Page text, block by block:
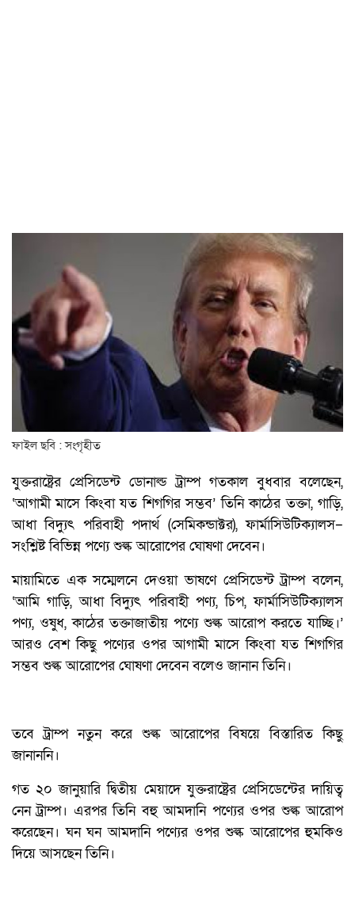
ফাইল ছবি : সংগৃহীত
যুক্তরাষ্ট্রের প্রেসিডেন্ট ডোনাল্ড ট্রাম্প গতকাল বুধবার বলেছেন,
‘আগামী মাসে কিংবা যত শিগগির সম্ভব’ তিনি কাঠের তক্তা, গাড়ি,
আধা বিদ্যুৎ পরিবাহী পদার্থ (সেমিকন্ডাক্টর), ফার্মাসিউটিক্যালস–
সংশ্লিষ্ট বিভিন্ন পণ্যে শুল্ক আরোপের ঘোষণা দেবেন।
মায়ামিতে এক সম্মেলনে দেওয়া ভাষণে প্রেসিডেন্ট ট্রাম্প বলেন,
‘আমি গাড়ি, আধা বিদ্যুৎ পরিবাহী পণ্য, চিপ, ফার্মাসিউটিক্যালস
পণ্য, ওষুধ, কাঠের তক্তাজাতীয় পণ্যে শুল্ক আরোপ করতে যাচ্ছি।’
আরও বেশ কিছু পণ্যের ওপর আগামী মাসে কিংবা যত শিগগির
সম্ভব শুল্ক আরোপের ঘোষণা দেবেন বলেও জানান তিনি।
তবে ট্রাম্প নতুন করে শুল্ক আরোপের বিষয়ে বিস্তারিত কিছু
জানাননি।
গত ২০ জানুয়ারি দ্বিতীয় মেয়াদে যুক্তরাষ্ট্রের প্রেসিডেন্টের দায়িত্ব
নেন ট্রাম্প। এরপর তিনি বহু আমদানি পণ্যের ওপর শুল্ক আরোপ
করেছেন। ঘন ঘন আমদানি পণ্যের ওপর শুল্ক আরোপের হুমকিও
দিয়ে আসছেন তিনি।